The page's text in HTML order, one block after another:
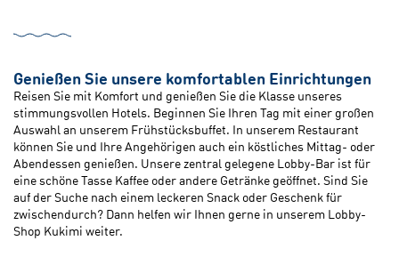
Genießen Sie unsere komfortablen Einrichtungen
Reisen Sie mit Komfort und genießen Sie die Klasse unseres
stimmungsvollen Hotels. Beginnen Sie Ihren Tag mit einer großen
Auswahl an unserem Frühstücksbuffet. In unserem Restaurant
können Sie und Ihre Angehörigen auch ein köstliches Mittag- oder
Abendessen genießen. Unsere zentral gelegene Lobby-Bar ist für
eine schöne Tasse Kaffee oder andere Getränke geöffnet. Sind Sie
auf der Suche nach einem leckeren Snack oder Geschenk für
zwischendurch? Dann helfen wir Ihnen gerne in unserem Lobby-
Shop Kukimi weiter.